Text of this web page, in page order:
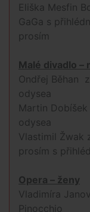
Eliška Mesfin
GaGa s
prosím
Malé divadlo –
Ondřej Běhan
odysea
Martin
odysea
Vlastimil Žwak
prosím s
Opera – ženy
Vladimíra
Pinocchio